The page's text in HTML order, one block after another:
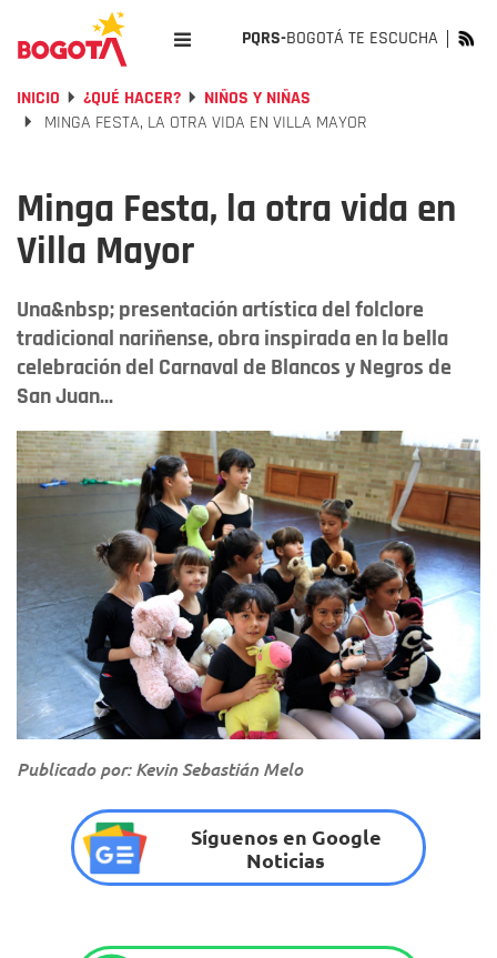
PQRS-BOGOTÁ TE ESCUCHA
INICIO ¿QUÉ HACER?
NIÑOS Y NIÑAS
MINGA FESTA, LA OTRA VIDA EN VILLA MAYOR
Minga Festa, la otra vida en
Villa Mayor
Una&nbsp; presentación artística del folclore
tradicional nariñense, obra inspirada en la bella
celebración del Carnaval de Blancos y Negros de
San Juan...
Publicado por: Kevin Sebastián Melo
Síguenos en Google
Noticias